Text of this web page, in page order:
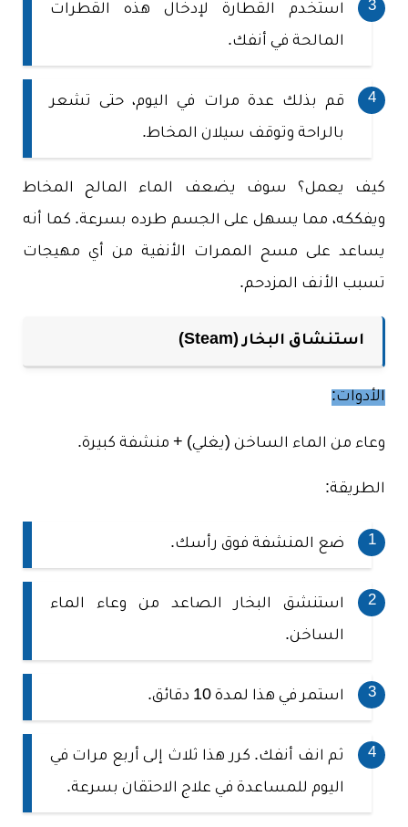
استخدم القطارة لإدخال هذه القطرات
المالحة في أنفك.
قم بذلك عدة مرات في اليوم، حتى تشعر
بالراحة وتوقف سيلان المخاط.
كيف يعمل؟ سوف يضعف الماء المالح المخاط
ويفككه، مما يسهل على الجسم طرده بسرعة. كما أنه
يساعد على مسح الممرات الأنفية من أي مهيجات
تسبب الأنف المزدحم.
استنشاق البخار (Steam)
الأدوات:
وعاء من الماء الساخن (يغلي) + منشفة كبيرة.
الطريقة:
ضع المنشفة فوق رأسك.
استنشق البخار الصاعد من وعاء الماء
الساخن.
استمر في هذا لمدة 10 دقائق.
ثم انف أنفك. كرر هذا ثلاث إلى أربع مرات في
اليوم للمساعدة في علاج الاحتقان بسرعة.